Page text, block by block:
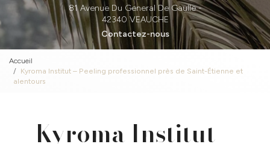
81 Avenue Du General De Gaulle -
42340 VEAUCHE
Contactez-nous
Accueil
Kyroma Institut – Peeling professionnel près de Saint-Étienne et
alentours
Kyroma Institut –